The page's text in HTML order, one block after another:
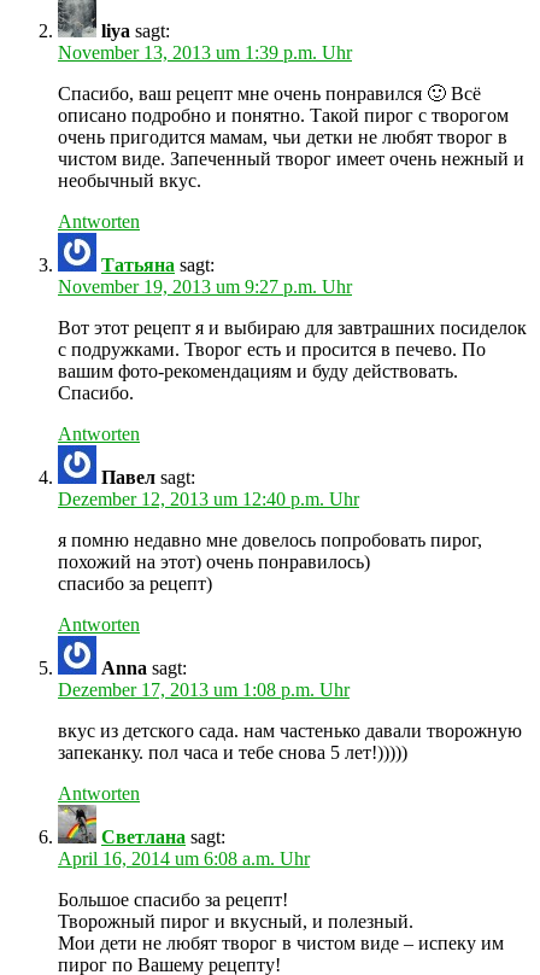
liya sagt:
November 13, 2013 um 1:39 p.m. Uhr
Спасибо, ваш рецепт мне очень понравился 🙂 Всё
описано подробно и понятно. Такой пирог с творогом
очень пригодится мамам, чьи детки не любят творог в
чистом виде. Запеченный творог имеет очень нежный и
необычный вкус.
Antworten
Татьяна sagt:
November 19, 2013 um 9:27 p.m. Uhr
Вот этот рецепт я и выбираю для завтрашних посиделок
с подружками. Творог есть и просится в печево. По
вашим фото-рекомендациям и буду действовать.
Спасибо.
Antworten
Павел sagt:
Dezember 12, 2013 um 12:40 p.m. Uhr
я помню недавно мне довелось попробовать пирог,
похожий на этот) очень понравилось)
спасибо за рецепт)
Antworten
Anna sagt:
Dezember 17, 2013 um 1:08 p.m. Uhr
вкус из детского сада. нам частенько давали творожную
запеканку. пол часа и тебе снова 5 лет!)))))
Antworten
Светлана sagt:
April 16, 2014 um 6:08 a.m. Uhr
Большое спасибо за рецепт!
Творожный пирог и вкусный, и полезный.
Мои дети не любят творог в чистом виде – испеку им
пирог по Вашему рецепту!